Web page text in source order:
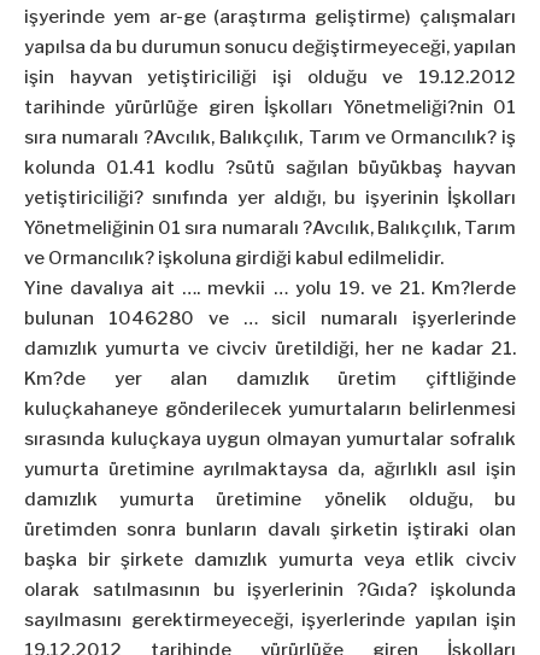
işyerinde yem ar-ge (araştırma geliştirme) çalışmaları
yapılsa da bu durumun sonucu değiştirmeyeceği, yapılan
işin hayvan yetiştiriciliği işi olduğu ve 19.12.2012
tarihinde yürürlüğe giren İşkolları Yönetmeliği?nin 01
sıra numaralı ?Avcılık, Balıkçılık, Tarım ve Ormancılık? iş
kolunda 01.41 kodlu ?sütü sağılan büyükbaş hayvan
yetiştiriciliği? sınıfında yer aldığı, bu işyerinin İşkolları
Yönetmeliğinin 01 sıra numaralı ?Avcılık, Balıkçılık, Tarım
ve Ormancılık? işkoluna girdiği kabul edilmelidir.
Yine davalıya ait …. mevkii … yolu 19. ve 21. Km?lerde
bulunan 1046280 ve … sicil numaralı işyerlerinde
damızlıkyumurta ve civciv üretildiği, her ne kadar 21.
Km?de yer alan damızlık üretim çiftliğinde
kuluçkahaneye gönderilecekyumurtaların belirlenmesi
sırasında kuluçkaya uygun olmayanyumurtalar sofralık
yumurta üretimine ayrılmaktaysa da, ağırlıklı asıl işin
damızlıkyumurta üretimine yönelik olduğu, bu
üretimden sonra bunların davalı şirketin iştiraki olan
başka bir şirkete damızlık yumurta veya etlik civciv
olarak satılmasının bu işyerlerinin ?Gıda? işkolunda
sayılmasını gerektirmeyeceği, işyerlerinde yapılan işin
19.12.2012 tarihinde yürürlüğe giren İşkolları